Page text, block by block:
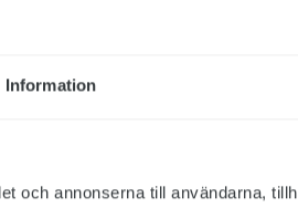
Information
och annonserna till användarna,
Försvarsmakten, Migrationsverket